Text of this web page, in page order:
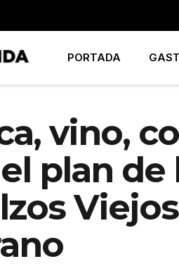
PORTADA
vino,
plan de